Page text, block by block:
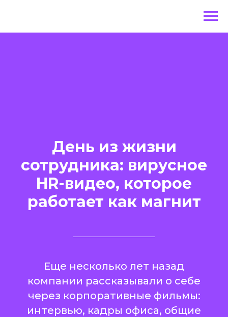
День из жизни
сотрудника: вирусное
HR-видео, которое
работает как магнит
Еще несколько лет назад
компании рассказывали о себе
через корпоративные фильмы:
интервью, кадры офиса, общие